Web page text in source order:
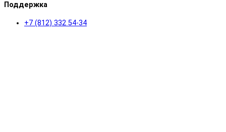
Поддержка
+7 (812) 332 54-34